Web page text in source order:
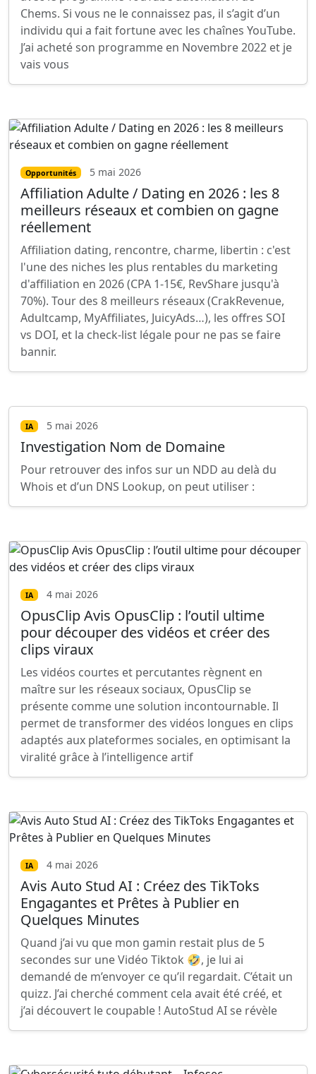
Chems. Si vous ne le connaissez pas, il s’agit d’un
individu qui a fait fortune avec les chaînes YouTube.
J’ai acheté son programme en Novembre 2022 et je
vais vous
Opportunités 5 mai 2026
Affiliation Adulte / Dating en 2026 : les 8
meilleurs réseaux et combien on gagne
réellement
Affiliation dating, rencontre, charme, libertin : c'est
l'une des niches les plus rentables du marketing
d'affiliation en 2026 (CPA 1-15€, RevShare jusqu'à
70%). Tour des 8 meilleurs réseaux (CrakRevenue,
Adultcamp, MyAffiliates, JuicyAds…), les offres SOI
vs DOI, et la check-list légale pour ne pas se faire
bannir.
IA 5 mai 2026
Investigation Nom de Domaine
Pour retrouver des infos sur un NDD au delà du
Whois et d’un DNS Lookup, on peut utiliser :
IA 4 mai 2026
OpusClip Avis OpusClip : l’outil ultime
pour découper des vidéos et créer des
clips viraux
Les vidéos courtes et percutantes règnent en
maître sur les réseaux sociaux, OpusClip se
présente comme une solution incontournable. Il
permet de transformer des vidéos longues en clips
adaptés aux plateformes sociales, en optimisant la
viralité grâce à l’intelligence artif
IA 4 mai 2026
Avis Auto Stud AI : Créez des TikToks
Engagantes et Prêtes à Publier en
Quelques Minutes
Quand j’ai vu que mon gamin restait plus de 5
secondes sur une Vidéo Tiktok 🤣, je lui ai
demandé de m’envoyer ce qu’il regardait. C’était un
quizz. J’ai cherché comment cela avait été créé, et
j’ai découvert le coupable ! AutoStud AI se révèle